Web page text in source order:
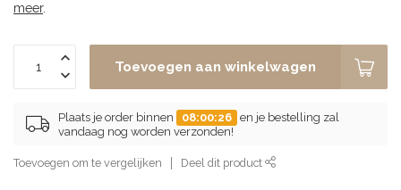
meer.
Toevoegen aan winkelwagen
Plaats je order binnen 08:00:25
en je bestelling zal
vandaag nog worden verzonden!
Toevoegen om te vergelijken Deel dit product